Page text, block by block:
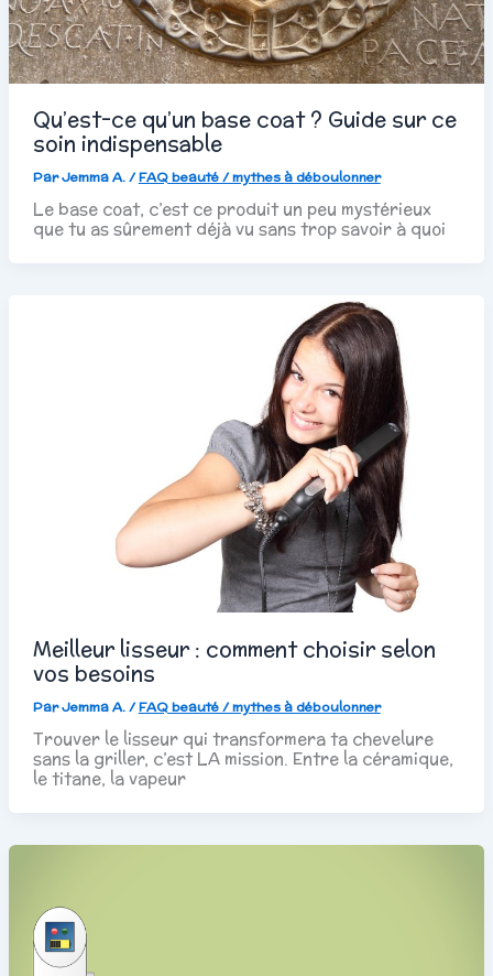
Qu’est-ce qu’un base coat ? Guide sur ce
soin indispensable
ParJemma A./FAQ beauté / mythes à déboulonner
Le base coat, c’est ce produit un peu mystérieux
que tu as sûrement déjà vu sans trop savoir à quoi
Meilleur lisseur : comment choisir selon
vos besoins
ParJemma A./FAQ beauté / mythes à déboulonner
Trouver le lisseur qui transformera ta chevelure
sans la griller, c’est LA mission. Entre la céramique,
le titane, la vapeur